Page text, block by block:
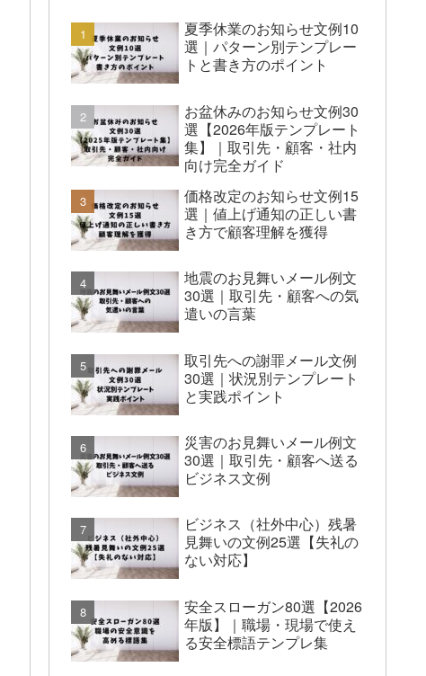
夏季休業のお知らせ文例10
選｜パターン別テンプレー
トと書き方のポイント
お盆休みのお知らせ文例30
選【2026年版テンプレート
集】｜取引先・顧客・社内
向け完全ガイド
価格改定のお知らせ文例15
選｜値上げ通知の正しい書
き方で顧客理解を獲得
地震のお見舞いメール例文
30選｜取引先・顧客への気
遣いの言葉
取引先への謝罪メール文例
30選｜状況別テンプレート
と実践ポイント
災害のお見舞いメール例文
30選｜取引先・顧客へ送る
ビジネス文例
ビジネス（社外中心）残暑
見舞いの文例25選【失礼の
ない対応】
安全スローガン80選【2026
年版】｜職場・現場で使え
る安全標語テンプレ集